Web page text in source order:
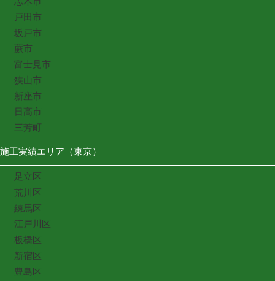
戸田市
坂戸市
蕨市
富士見市
狭山市
新座市
日高市
三芳町
施工実績エリア（東京）
足立区
荒川区
練馬区
江戸川区
板橋区
新宿区
豊島区